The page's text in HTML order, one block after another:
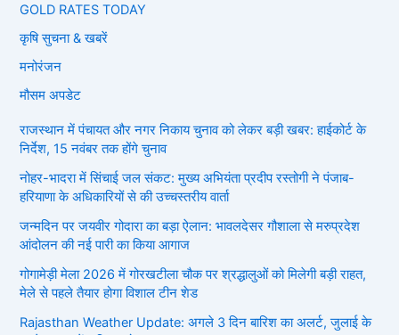
GOLD RATES TODAY
कृषि सुचना & खबरें
मनोरंजन
मौसम अपडेट
राजस्थान में पंचायत और नगर निकाय चुनाव को लेकर बड़ी खबर: हाईकोर्ट के
निर्देश, 15 नवंबर तक होंगे चुनाव
नोहर-भादरा में सिंचाई जल संकट: मुख्य अभियंता प्रदीप रस्तोगी ने पंजाब-
हरियाणा के अधिकारियों से की उच्चस्तरीय वार्ता
जन्मदिन पर जयवीर गोदारा का बड़ा ऐलान: भावलदेसर गौशाला से मरुप्रदेश
आंदोलन की नई पारी का किया आगाज
गोगामेड़ी मेला 2026 में गोरखटीला चौक पर श्रद्धालुओं को मिलेगी बड़ी राहत,
मेले से पहले तैयार होगा विशाल टीन शेड
Rajasthan Weather Update: अगले 3 दिन बारिश का अलर्ट, जुलाई के